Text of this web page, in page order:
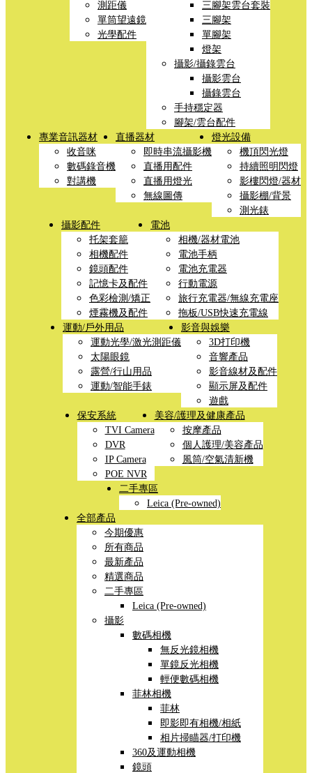
測距儀
單筒望遠鏡
光學配件
三腳架雲台套裝
三腳架
單腳架
燈架
攝影/攝錄雲台
攝影雲台
攝錄雲台
手持穩定器
腳架/雲台配件
專業音訊器材
收音咪
數碼錄音機
對講機
直播器材
即時串流攝影機
直播用配件
直播用燈光
無線圖傳
燈光設備
機頂閃光燈
持續照明閃燈
影樓閃燈/器材
攝影棚/背景
測光錶
攝影配件
托架套籠
相機配件
鏡頭配件
記憶卡及配件
色彩檢測/矯正
煙霧機及配件
電池
相機/器材電池
電池手柄
電池充電器
行動電源
旅行充電器/無線充電座
拖板/USB快速充電線
運動/戶外用品
運動光學/激光測距儀
太陽眼鏡
露營/行山用品
運動/智能手錶
影音與娛樂
3D打印機
音響產品
影音線材及配件
顯示屏及配件
遊戲
保安系統
TVI Camera
DVR
IP Camera
POE NVR
美容/護理及健康產品
按摩產品
個人護理/美容產品
風筒/空氣清新機
二手專區
Leica (Pre-owned)
全部產品
今期優惠
所有商品
最新產品
精選商品
二手專區
Leica (Pre-owned)
攝影
數碼相機
無反光鏡相機
單鏡反光相機
輕便數碼相機
菲林相機
菲林
即影即有相機/相紙
相片掃瞄器/打印機
360及運動相機
鏡頭